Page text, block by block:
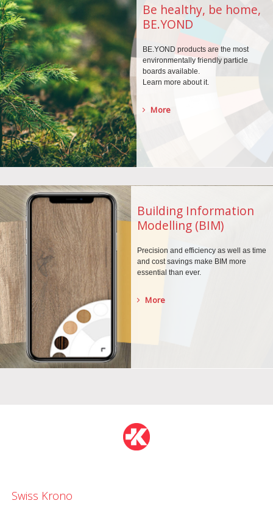
Be healthy, be home,
BE.YOND
BE.YOND products are the most
environmentally friendly particle
boards available.
Learn more about it.
More
Building Information
Modelling (BIM)
Precision and efficiency as well as time
and cost savings make BIM more
essential than ever.
More
Swiss Krono